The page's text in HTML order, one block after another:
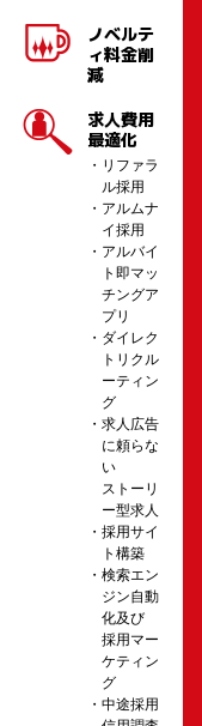
ノベルテ
ィ料金削
減
求人費用
最適化
リファラ
ル採用
アルムナ
イ採用
アルバイ
ト即マッ
チングア
プリ
ダイレク
トリクル
ーティン
グ
求人広告
に頼らな
い
ストーリ
ー型求人
採用サイ
ト構築
検索エン
ジン自動
化及び
採用マー
ケティン
グ
中途採用